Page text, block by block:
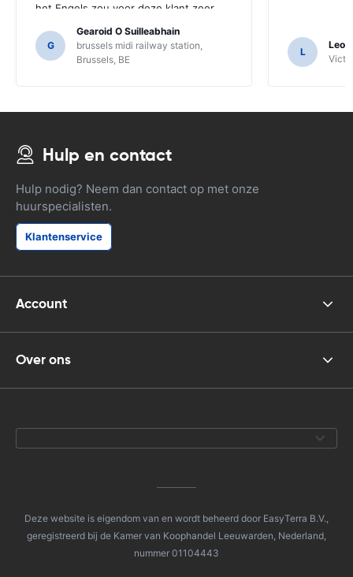
het Engels zou voor deze klant zeer
aantal locals voor begeleiding vragen
en alleen daarvoor hebben we de
functies van de SAT NAV misschien niet
G
Gearoid O Suilleabhain
brussels midi railway station,
Brussels, BE
L
Hulp en contact
Hulp nodig? Neem dan contact op met onze
huurspecialisten.
Klantenservice
Account
Over ons
Deze website is eigendom van en wordt beheerd door EasyTerra B.V.,
geregistreerd bij de Kamer van Koophandel Leeuwarden, Nederland,
nummer 01104443